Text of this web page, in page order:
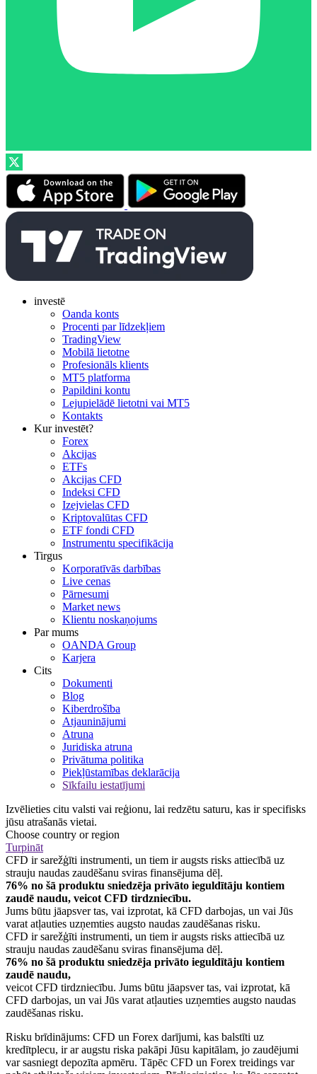
investē
Oanda konts
Procenti par līdzekļiem
TradingView
Mobilā lietotne
Profesionāls klients
MT5 platforma
Papildini kontu
Lejupielādē lietotni vai MT5
Kontakts
Kur investēt?
Forex
Akcijas
ETFs
Akcijas CFD
Indeksi CFD
Izejvielas CFD
Kriptovalūtas CFD
ETF fondi CFD
Instrumentu specifikācija
Tirgus
Korporatīvās darbības
Live cenas
Pārnesumi
Market news
Klientu noskaņojums
Par mums
OANDA Group
Karjera
Cits
Dokumenti
Blog
Kiberdrošība
Atjauninājumi
Atruna
Juridiska atruna
Privātuma politika
Piekļūstamības deklarācija
Sīkfailu iestatījumi
Izvēlieties citu valsti vai reģionu, lai redzētu saturu, kas ir specifisks
jūsu atrašanās vietai.
Choose country or region
Turpināt
CFD ir sarežģīti instrumenti, un tiem ir augsts risks attiecībā uz
strauju naudas zaudēšanu sviras finansējuma dēļ.
76% no šā produktu sniedzēja privāto ieguldītāju kontiem
zaudē naudu, veicot CFD tirdzniecību.
Jums būtu jāapsver tas, vai izprotat, kā CFD darbojas, un vai Jūs
varat atļauties uzņemties augsto naudas zaudēšanas risku.
CFD ir sarežģīti instrumenti, un tiem ir augsts risks attiecībā uz
strauju naudas zaudēšanu sviras finansējuma dēļ.
76% no šā produktu sniedzēja privāto ieguldītāju kontiem
zaudē naudu,
veicot CFD tirdzniecību. Jums būtu jāapsver tas, vai izprotat, kā
CFD darbojas, un vai Jūs varat atļauties uzņemties augsto naudas
zaudēšanas risku.
Risku brīdinājums: CFD un Forex darījumi, kas balstīti uz
kredītplecu, ir ar augstu riska pakāpi Jūsu kapitālam, jo zaudējumi
var sasniegt depozīta apmēru. Tāpēc CFD un Forex treidings var